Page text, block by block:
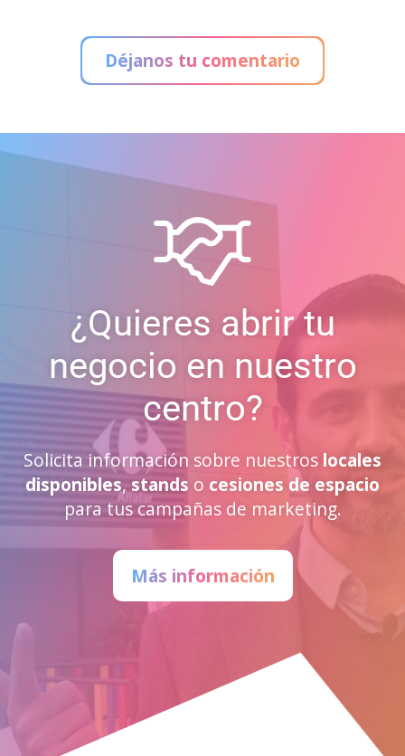
Déjanos tu comentario
¿Quieres abrir tu
negocio en nuestro
centro?
Solicita información sobre nuestros locales
disponibles, stands o cesiones de espacio
para tus campañas de marketing.
Más información